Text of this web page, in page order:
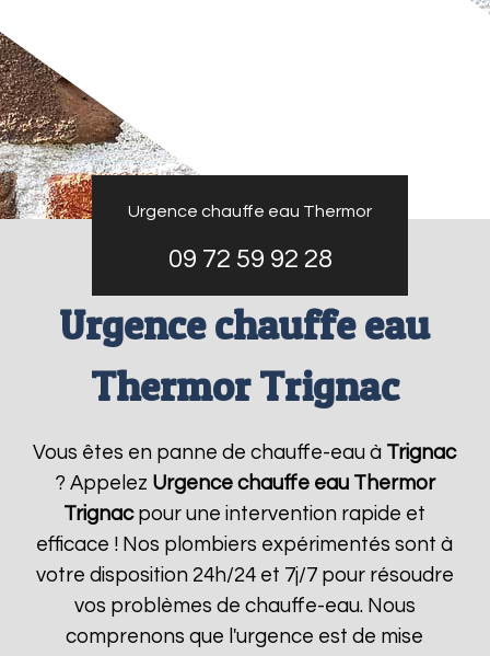
Urgence chauffe eau Thermor
09 72 59 92 28
Urgence chauffe eau
Thermor Trignac
Vous êtes en panne de chauffe-eau à Trignac
? Appelez Urgence chauffe eau Thermor
Trignacpour une intervention rapide et
efficace ! Nos plombiers expérimentés sont à
votre disposition 24h/24 et 7j/7 pour résoudre
vos problèmes de chauffe-eau. Nous
comprenons que l'urgence est de mise